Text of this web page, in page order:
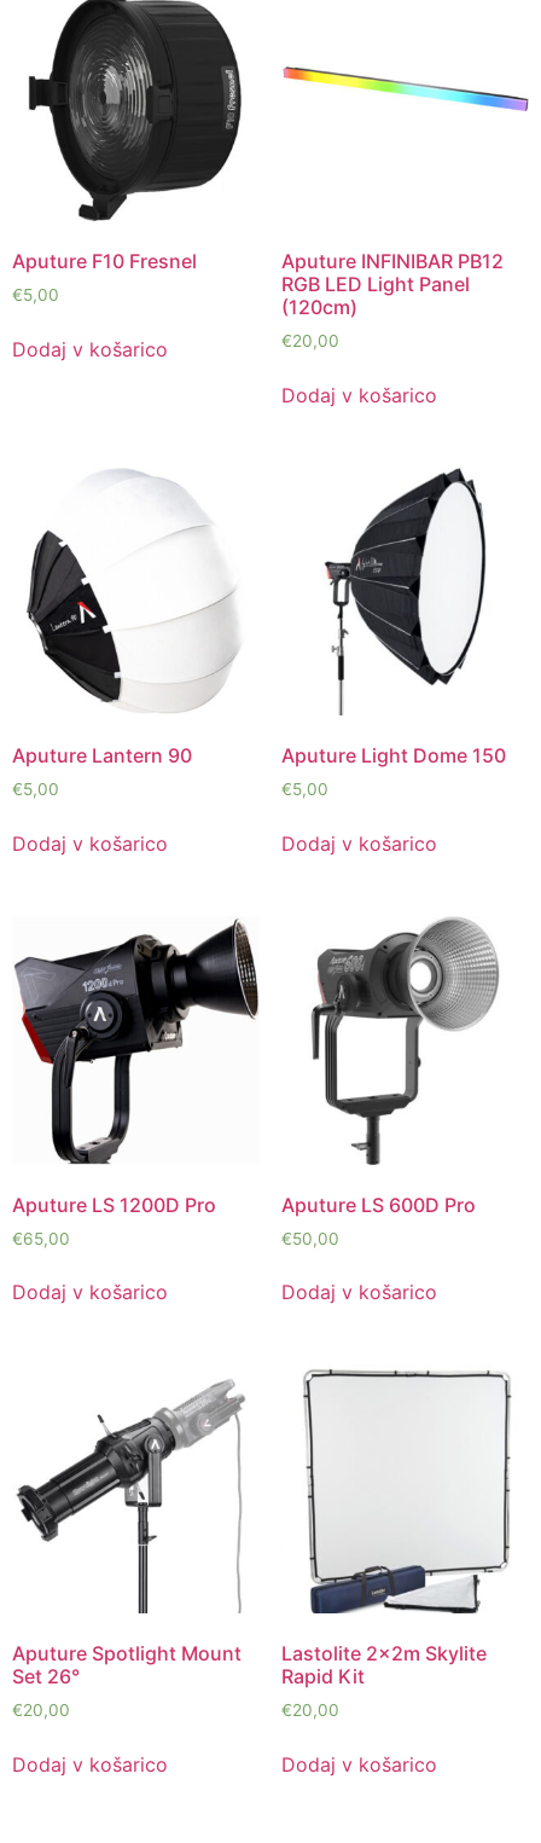
Aputure F10 Fresnel
€5,00
Dodaj v košarico
Aputure INFINIBAR PB12
RGB LED Light Panel
(120cm)
€20,00
Dodaj v košarico
Aputure Lantern 90
€5,00
Dodaj v košarico
Aputure Light Dome 150
€5,00
Dodaj v košarico
Aputure LS 1200D Pro
€65,00
Dodaj v košarico
Aputure LS 600D Pro
€50,00
Dodaj v košarico
Aputure Spotlight Mount
Set 26°
€20,00
Dodaj v košarico
Lastolite 2x2m Skylite
Rapid Kit
€20,00
Dodaj v košarico